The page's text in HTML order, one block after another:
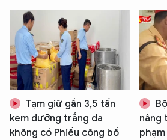
Tạm giữ gần 3,5 tấn
kem dưỡng trắng da
không có Phiếu công bố
nâng